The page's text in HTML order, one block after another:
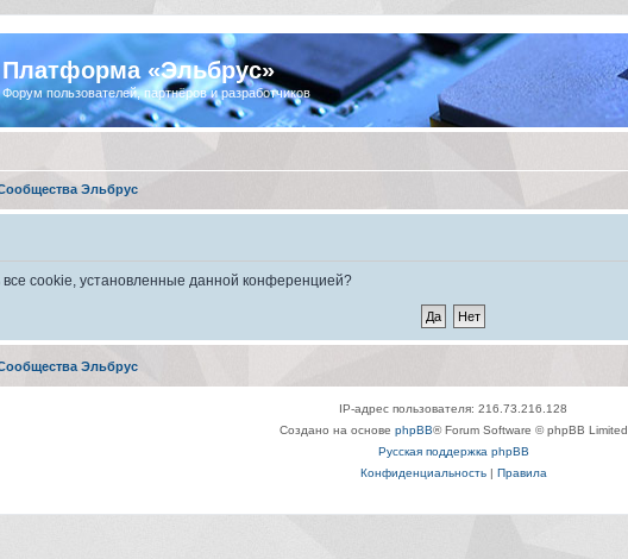
Платформа «Эльбрус»
Форум пользователей, партнёров и разработчиков
Эльбрус
cookie, установленные данной конференцией?
Эльбрус
IP-адрес пользователя: 216.73.216.128
Создано на основе phpBB® Forum Software © phpBB Limited
Русская поддержка phpBB
Конфиденциальность| Правила